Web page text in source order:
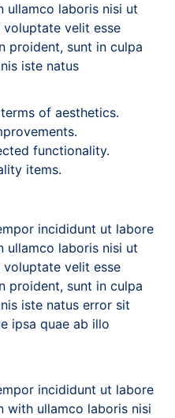
ullamco laboris nisi ut
velit esse
proident, sunt in culpa
iste natus
of aesthetics.
functionality.
items.
incididunt ut labore
ullamco laboris nisi ut
velit esse
proident, sunt in culpa
iste natus error sit
ipsa quae ab illo
incididunt ut labore
with ullamco laboris nisi